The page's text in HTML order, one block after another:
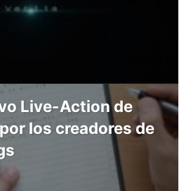
Live-Action de
los creadores de